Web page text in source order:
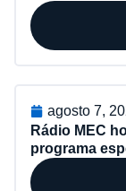
agosto 7,
Rádio MEC
programa